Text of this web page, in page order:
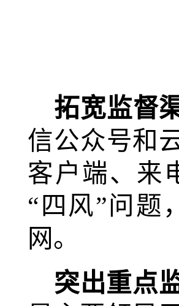
拓宽监督
信公众号和
客户端、来
“四风”问题
网。
突出重点